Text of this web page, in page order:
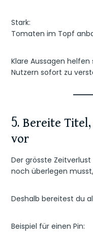
Stark:
Tomaten im Topf
Klare Aussagen
Nutzern sofort zu
5. Bereite
vor
Der grösste
noch überlegen
Deshalb bereitest du
Beispiel für einen Pin: